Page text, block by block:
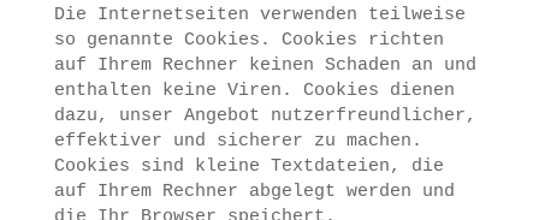
Die Internetseiten verwenden teilweise
so genannte Cookies. Cookies richten
auf Ihrem Rechner keinen Schaden an und
enthalten keine Viren. Cookies dienen
dazu, unser Angebot nutzerfreundlicher,
effektiver und sicherer zu machen.
Cookies sind kleine Textdateien, die
auf Ihrem Rechner abgelegt werden und